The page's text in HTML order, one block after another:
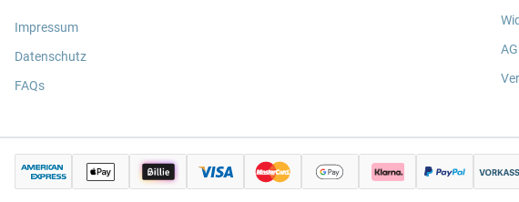
Impressum
Datenschutz
FAQs